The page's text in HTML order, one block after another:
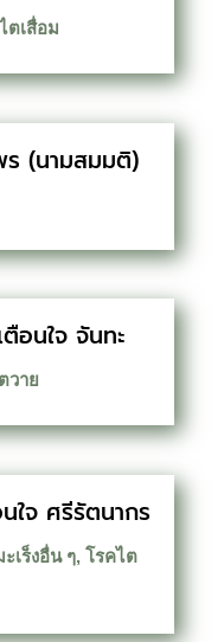
ตเสื่อม
(นามสมมติ)
อนใจ จันทะ
วาย
ใจ ศรีรัตนากร
เร็งอื่น ๆ, โรคไต